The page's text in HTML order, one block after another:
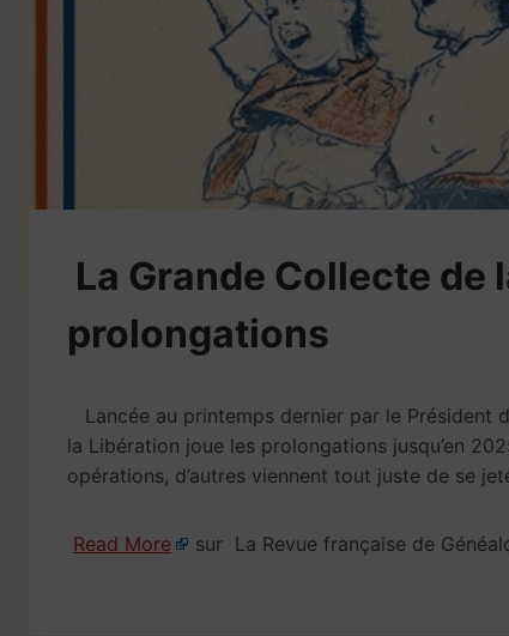
​La Grande Collecte de
prolongations
Lancée au printemps dernier par le Président
la Libération joue les prolongations jusqu’en
opérations, d’autres viennent tout juste de se
Read More sur La Revue française de